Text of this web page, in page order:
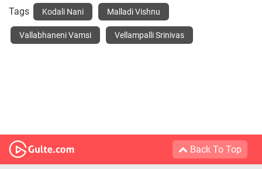
Tags Kodali Nani Malladi Vishnu
Vallabhaneni Vamsi Vellampalli Srinivas
Back To Top